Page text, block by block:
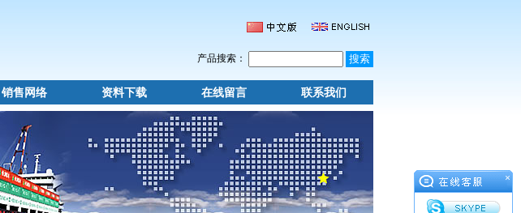
产品搜索：
销售网络 资料下载 在线留言 联系我们
×